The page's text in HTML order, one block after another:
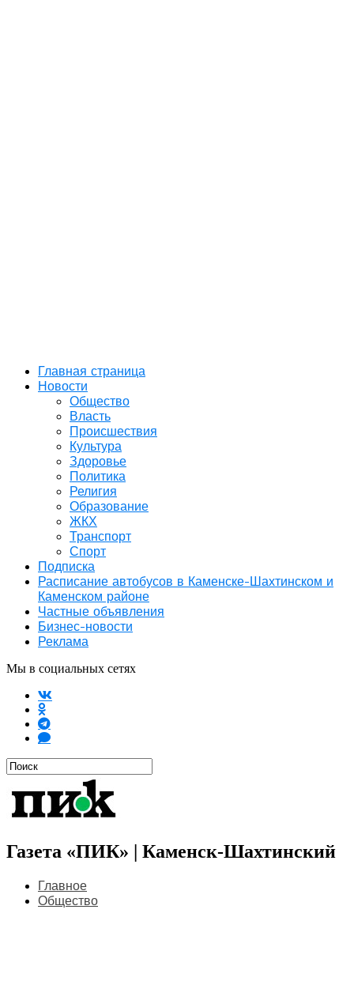
Главная страница
Новости
Общество
Власть
Происшествия
Культура
Здоровье
Политика
Религия
Образование
ЖКХ
Транспорт
Спорт
Подписка
Расписание автобусов в Каменске-Шахтинском и
Каменском районе
Частные объявления
Бизнес-новости
Реклама
Мы в социальных сетях
Газета «ПИК» | Каменск-Шахтинский
Главное
Общество